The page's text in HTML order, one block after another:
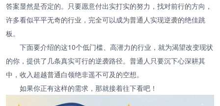
答案显然是否定的。只要愿意付出实打实的努力，找对前行的方向，
许多看似平平无奇的行业，完全可以成为普通人实现逆袭的绝佳跳
板。
下面要介绍的这10个低门槛、高潜力的行业，就为渴望改变现状
的你，提供了几条真实可行的逆袭路径。普通人只要沉下心深耕其
中，收入超越普通白领绝非遥不可及的空想。
如果你正有这样的需求，那就接着往下看吧！